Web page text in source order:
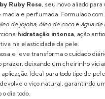
Ruby Rose, seu novo aliado
e perfumada. Formulado
de jojoba, óleo de cocoe água de
hidratação intensa, ação
na elasticidade da pele.
e leve transforma o cuidado
prazer, deixando um cheirinho
Ideal para todo tipo de
o viço natural, garantindo
dia todo.